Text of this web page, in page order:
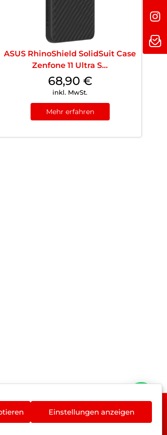
Einstellungen anzeigen
ASUS RhinoShield SolidSuit Case
Zenfone 11 Ultra S...
68,90 €
inkl. MwSt.
Mehr erfahren
Newsletter